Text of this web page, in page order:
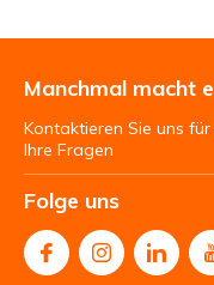
Manchmal macht
Kontaktieren Sie uns
Ihre Fragen
Folge uns